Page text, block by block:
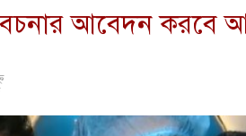
আবেদন করবে